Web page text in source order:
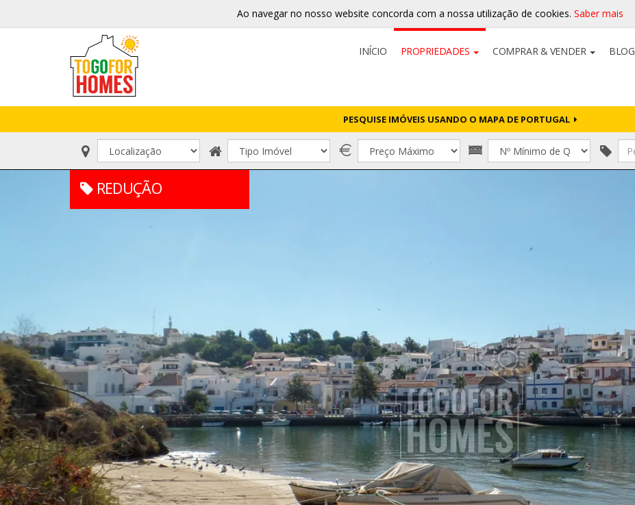
Ao navegar no nosso website concorda com a nossa utilização de cookies. Saber mais
INÍCIO PROPRIEDADES COMPRAR & VENDER BLOG
PESQUISE IMÓVEIS USANDO O MAPA DE PORTUGAL
REDUÇÃO